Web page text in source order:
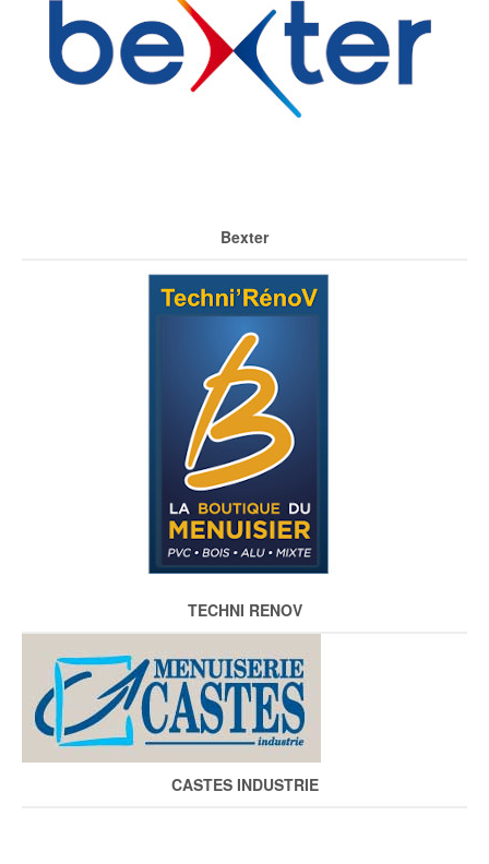
Bexter
TECHNI RENOV
CASTES INDUSTRIE